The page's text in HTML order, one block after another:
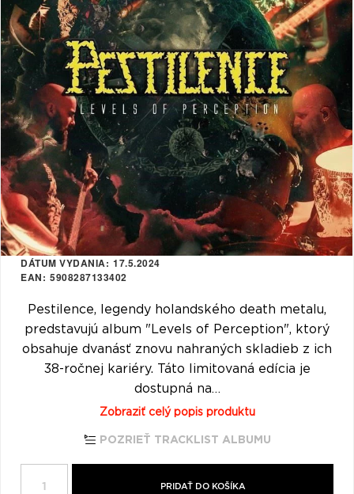
PODĽA
TYPU
PRODUKTU
VŠETKY
VŠETKO
CD (31759)
VINYL (26030)
TRIČKO (7178)
NAŽEHLOVAČKA
(1544)
MIKINA (906)
DVD (720)
VYHĽADAŤ
PODĽA ABECEDY
" # $ * .
1 2
6 7 9 A
B C D
G H
L M O P
Q R S T U
DÁTUM VYDANIA 17.5.2024
EAN
5908287133402
Pestilence, legendy holandského death metalu,
predstavujú album "Levels of Perception", ktorý
obsahuje dvanásť znovu nahraných skladieb z ich
38-ročnej kariéry. Táto limitovaná edícia je
dostupná na…
Zobraziť celý popis produktu
POZRIEŤ TRACKLIST ALBUMU
PRIDAŤ DO KOŠÍKA